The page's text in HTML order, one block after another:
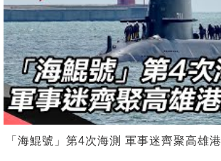
「海鯤號」第4次海測 軍事迷齊聚高雄港